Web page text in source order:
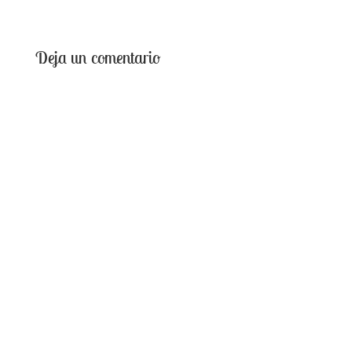
Deja un comentario